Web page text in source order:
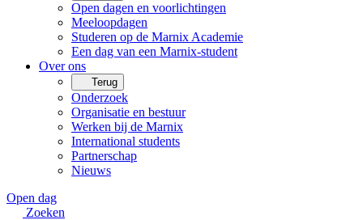
Open dagen en voorlichtingen
Meeloopdagen
Studeren op de Marnix Academie
Een dag van een Marnix-student
Over ons
Terug
Onderzoek
Organisatie en bestuur
Werken bij de Marnix
International students
Partnerschap
Nieuws
Open dag
Zoeken